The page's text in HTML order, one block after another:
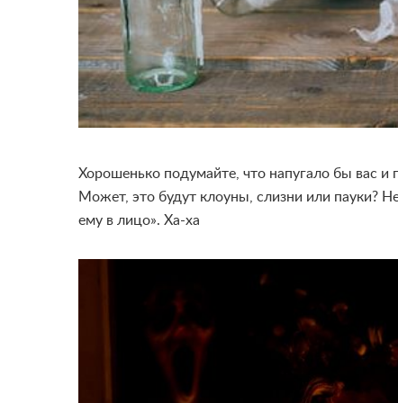
Хорошенько подумайте, что напугало бы вас и
Может, это будут клоуны, слизни или пауки?
ему в лицо». Ха-ха